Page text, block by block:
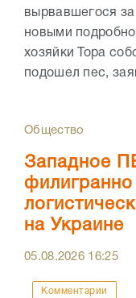
вырвавшегося
новыми
хозяйки Тора
подошел пес,
Общество
Западное
филигранно
на Украине
05.08.2026 16:25
Комментарии